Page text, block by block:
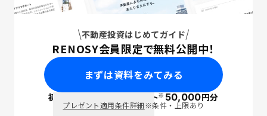
不動産投資はじめてガイド
RENOSY会員限定で無料公開中！
まずは資料をみてみる
初回面談で ポイント※50,000円分
プレゼント適用条件詳細※条件・上限あり